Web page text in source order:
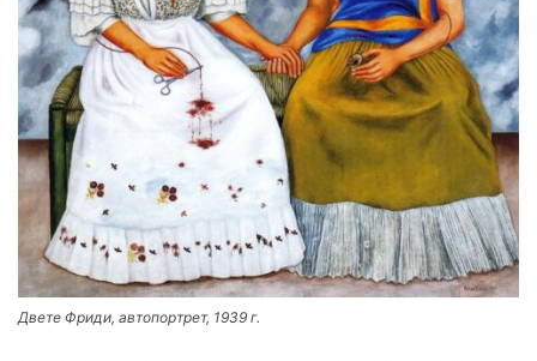
Двете Фриди, автопортрет, 1939 г.